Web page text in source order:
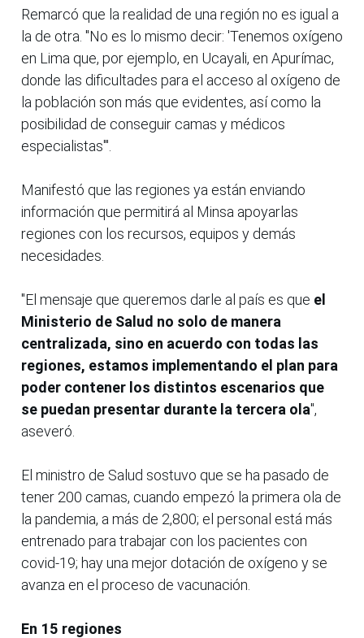
Remarcó que la realidad de una región no es igual a
la de otra. "No es lo mismo decir: 'Tenemos oxígeno
en Lima que, por ejemplo, en Ucayali, en Apurímac,
donde las dificultades para el acceso al oxígeno de
la población son más que evidentes, así como la
posibilidad de conseguir camas y médicos
especialistas'".
Manifestó que las regiones ya están enviando
información que permitirá al Minsa apoyarlas
regiones con los recursos, equipos y demás
necesidades.
"El mensaje que queremos darle al país es que el
Ministerio de Salud no solo de manera
centralizada, sino en acuerdo con todas las
regiones, estamos implementando el plan para
poder contener los distintos escenarios que
se puedan presentar durante la tercera ola",
aseveró.
El ministro de Salud sostuvo que se ha pasado de
tener 200 camas, cuando empezó la primera ola de
la pandemia, a más de 2,800; el personal está más
entrenado para trabajar con los pacientes con
covid-19; hay una mejor dotación de oxígeno y se
avanza en el proceso de vacunación.
En 15 regiones